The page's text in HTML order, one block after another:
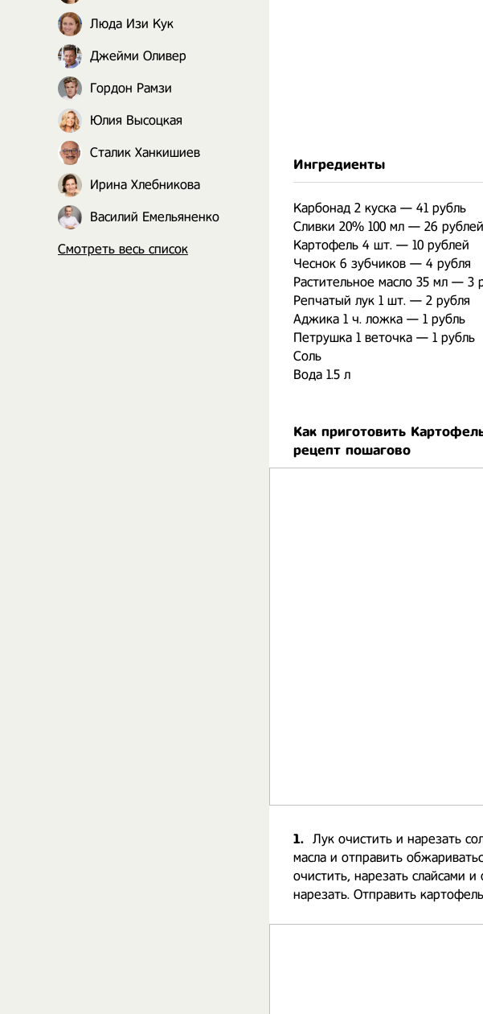
Ингредиенты
Карбонад 2 куска — 41 рубль
Сливки 20% 100 мл — 26 рублей
Картофель 4 шт. — 10 рублей
Чеснок 6 зубчиков — 4 рубля
Растительное масло 35 мл — 3
Репчатый лук 1 шт. — 2 рубля
Аджика 1 ч. ложка — 1 рубль
Петрушка 1 веточка — 1 рубль
Соль
Вода 1.5 л
Как приготовить
рецепт пошагово
1. Лук очистить и нарезать
масла и отправить
очистить, нарезать слайсами
нарезать. Отправить
Люда Изи Кук
Джейми Оливер
Гордон Рамзи
Юлия Высоцкая
Сталик Ханкишиев
Ирина Хлебникова
Василий Емельяненко
Смотреть весь список